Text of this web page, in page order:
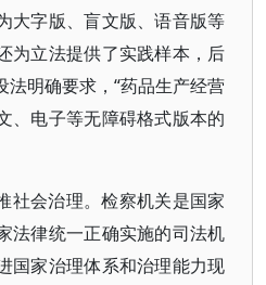
大字版、盲文版、语音版等
为立法提供了实践样本，后
明确要求，“药品生产经营
、电子等无障碍格式版本的
社会治理。检察机关是国家
法律统一正确实施的司法机
国家治理体系和治理能力现